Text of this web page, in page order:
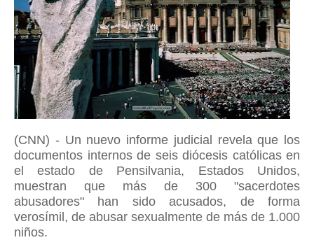
(CNN) - Un nuevo informe judicial revela que los
documentos internos de seis diócesis católicas en
el estado de Pensilvania, Estados Unidos,
muestran que más de 300 "sacerdotes
abusadores" han sido acusados, de forma
verosímil, de abusar sexualmente de más de 1.000
niños.